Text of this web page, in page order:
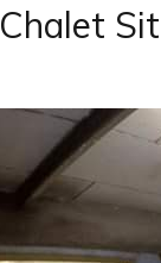
Chalet